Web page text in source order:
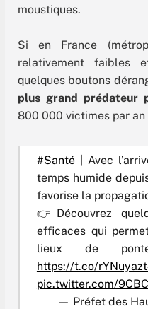
moustiques.
Si en France
relativement faibles
quelques boutons
plus grand prédateur
800 000 victimes par
#Santé| Avec
temps humide
favorise la
👉Découvrez
efficaces qui
lieux de
https://t.co/
pic.twitter.com/
— Préfet des